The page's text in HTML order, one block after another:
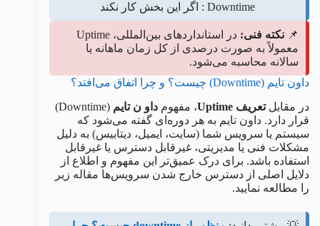
Downtime : اگر این بخش کار نکند
📌 نکته فنی:
در استانداردهای بین‌المللی، Uptime
معمولاً به صورت درصدی از کل زمان ماهانه یا
سالانه محاسبه می‌شود.
داون‌ تایم (Downtime) چیست؟ و چرا اتفاق می‌افتد؟
در مقابلتعریف Uptime ، مفهوم داو ن‌ تایم
(Downtime)
قرار دارد. داون‌ تایم به هر دوره‌ای گفته می‌شود که
سیستم یا سرویس شما (سایت، ایمیل، دیتابیس) به دلیل
مشکلات فنی یا مدیریتی، غیرقابل دسترس یا غیرقابل
استفاده باشد. برای درک عمیق‌تر این مفهوم و اطلاع از
دلایل اصلی از دسترس خارج شدن سرویس‌ها مقاله زیر
را مطالعه نمایید.